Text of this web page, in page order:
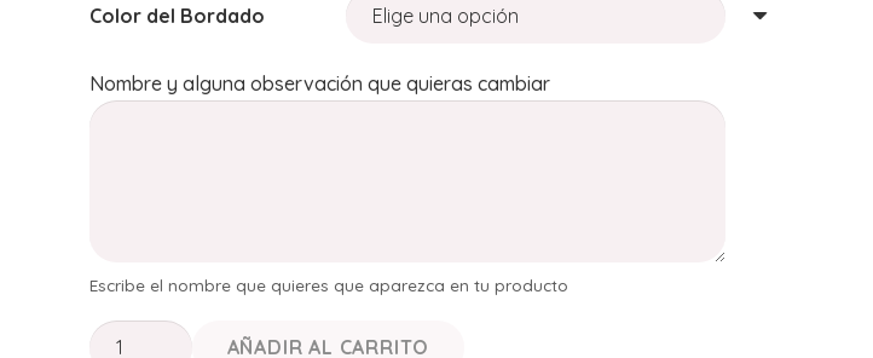
Color del Bordado
Nombre y alguna observación que quieras cambiar
Escribe el nombre que quieres que aparezca en tu producto
PACK
AÑADIR AL CARRITO